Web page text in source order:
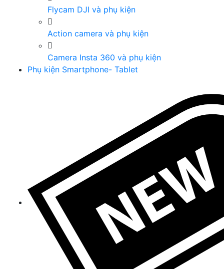
Flycam DJI và phụ kiện
Action camera và phụ kiện
Camera Insta 360 và phụ kiện
Phụ kiện Smartphone- Tablet